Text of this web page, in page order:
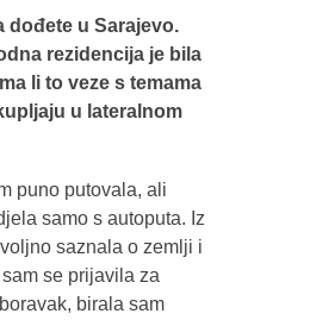
dođete u Sarajevo.
rezidencija je bila
li to veze s temama
u lateralnom
puno putovala, ali
samo s autoputa. Iz
saznala o zemlji i
se prijavila za
birala sam